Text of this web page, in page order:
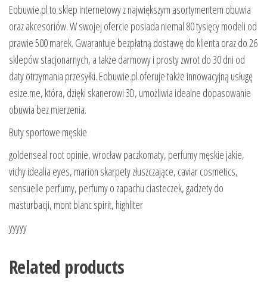
Eobuwie.pl to sklep internetowy z największym asortymentem obuwia
oraz akcesoriów. W swojej ofercie posiada niemal 80 tysięcy modeli od
prawie 500 marek. Gwarantuje bezpłatną dostawę do klienta oraz do 26
sklepów stacjonarnych, a także darmowy i prosty zwrot do 30 dni od
daty otrzymania przesyłki. Eobuwie.pl oferuje także innowacyjną usługę
esize.me, która, dzięki skanerowi 3D, umożliwia idealne dopasowanie
obuwia bez mierzenia.
Buty sportowe męskie
goldenseal root opinie, wrocław paczkomaty, perfumy męskie jakie,
vichy idealia eyes, marion skarpety złuszczające, caviar cosmetics,
sensuelle perfumy, perfumy o zapachu ciasteczek, gadzety do
masturbacji, mont blanc spirit, highliter
yyyyy
Related products